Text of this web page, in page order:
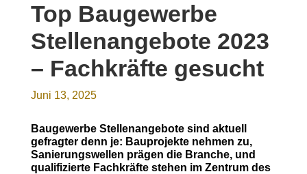
Top Baugewerbe
Stellenangebote 2023
– Fachkräfte gesucht
Juni 13, 2025
Baugewerbe Stellenangebote sind aktuell
gefragter denn je: Bauprojekte nehmen zu,
Sanierungswellen prägen die Branche, und
qualifizierte Fachkräfte stehen im Zentrum des